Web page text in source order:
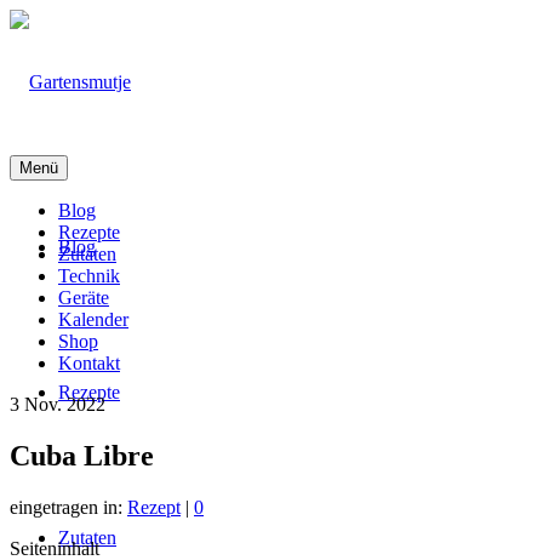
Blog
Rezepte
Zutaten
Menü
Blog
Rezepte
Zutaten
Technik
Geräte
Kalender
Shop
Kontakt
3 Nov. 2022
Cuba Libre
eingetragen in: Rezept | 0
Seiteninhalt